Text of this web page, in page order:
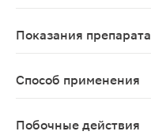
Показания препарата
Способ применения
Побочные действия